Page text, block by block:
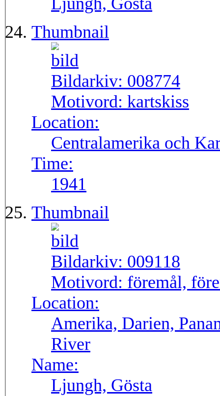
Thumbnail
Bildarkiv: 008774
Motivord: kartskiss
Location:
Centralamerika och
Time:
1941
Thumbnail
Bildarkiv: 009118
Motivord: föremål,
Location:
Amerika, Darien,
River
Name:
Ljungh, Gösta